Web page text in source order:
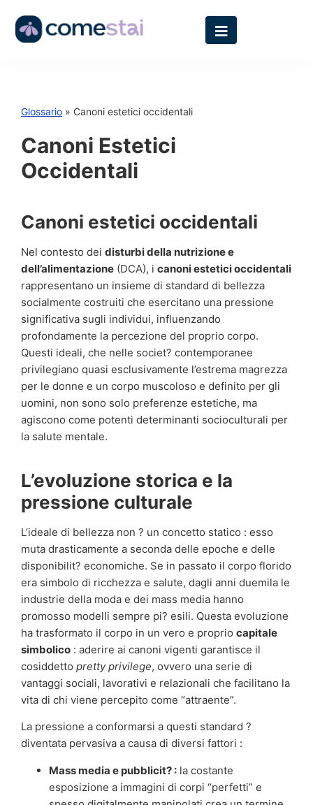
Glossario » Canoni estetici occidentali
Canoni Estetici
Occidentali
Canoni estetici occidentali
Nel contesto dei disturbi della nutrizione e
dell’alimentazione (DCA), i canoni estetici occidentali
rappresentano un insieme di standard di bellezza
socialmente costruiti che esercitano una pressione
significativa sugli individui, influenzando
profondamente la percezione del proprio corpo.
Questi ideali, che nelle societ? contemporanee
privilegiano quasi esclusivamente l’estrema magrezza
per le donne e un corpo muscoloso e definito per gli
uomini, non sono solo preferenze estetiche, ma
agiscono come potenti determinanti socioculturali per
la salute mentale.
L’evoluzione storica e la
pressione culturale
L’ideale di bellezza non ? un concetto statico : esso
muta drasticamente a seconda delle epoche e delle
disponibilit? economiche. Se in passato il corpo florido
era simbolo di ricchezza e salute, dagli anni duemila le
industrie della moda e dei mass media hanno
promosso modelli sempre pi? esili. Questa evoluzione
ha trasformato il corpo in un vero e proprio capitale
simbolico : aderire ai canoni vigenti garantisce il
cosiddetto pretty privilege, ovvero una serie di
vantaggi sociali, lavorativi e relazionali che facilitano la
vita di chi viene percepito come “attraente”.
La pressione a conformarsi a questi standard ?
diventata pervasiva a causa di diversi fattori :
Mass media e pubblicit? : la costante
esposizione a immagini di corpi “perfetti” e